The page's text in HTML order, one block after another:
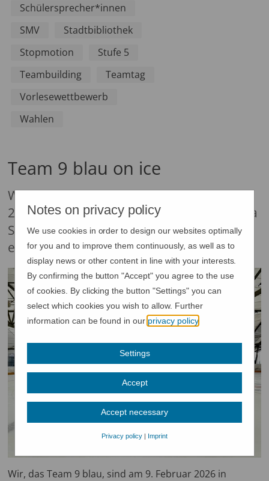
Notes on privacy policy
We use cookies in order to design our websites optimally
for you and to improve them continuously, as well as to
display news or other content in line with your interests.
By confirming the button "Accept" you agree to the use
of cookies. By clicking the button "Settings" you can
select which cookies you wish to allow. Further
information can be found in our privacy policy.
Settings
Accept
Accept necessary
Privacy policy| Imprint
Schülersprecher*innen
SMV
Stadtbibliothek
Stopmotion
Stufe 5
Teambuilding
Teamtag
Vorlesewettbewerb
Wahlen
Team 9 blau on ice
Wir, das Team 9 blau, sind am 9. Februar
2026 in Kreuzlingen in der Bodenseearena
Schlittschuh gefahren, da wir nochmal
einen Tag für uns als Team haben wollten.
Wir, das Team 9 blau, sind am 9. Februar 2026 in